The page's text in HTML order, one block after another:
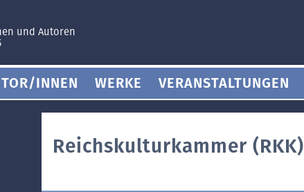
und Autoren
INNEN WERKE VERANSTALTUNGEN
Reichskulturkammer (RKK)